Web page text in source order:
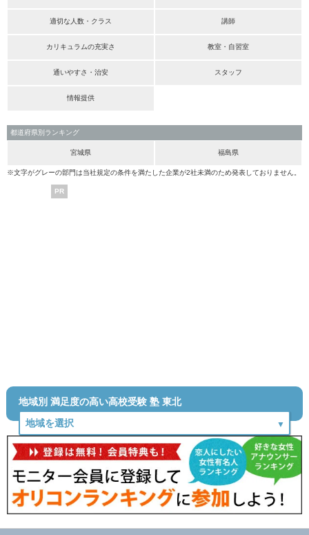
適切な人数・クラス 講師
カリキュラムの充実さ 教室・自習室
通いやすさ・治安 スタッフ
情報提供
都道府県別ランキング
宮城県 福島県
※文字がグレーの部門は当社規定の条件を満たした企業が2社未満のため発表しておりません。
PR
地域別 満足度の高い高校受験 塾 東北